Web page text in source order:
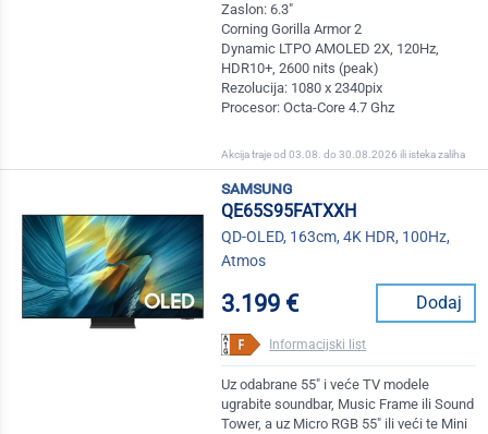
Zaslon: 6.3"
Corning Gorilla Armor 2
Dynamic LTPO AMOLED 2X, 120Hz,
HDR10+, 2600 nits (peak)
Rezolucija: 1080 x 2340pix
Procesor: Octa-Core 4.7 Ghz
Akcija traje od 03.08. do 30.08.2026 ili isteka zaliha
samsung
QE65S95FATXXH
QD-OLED, 163cm, 4K HDR, 100Hz,
Atmos
3.199 € Dodaj
Informacijski list
Uz odabrane 55" i veće TV modele
ugrabite soundbar, Music Frame ili Sound
Tower, a uz Micro RGB 55" ili veći te Mini